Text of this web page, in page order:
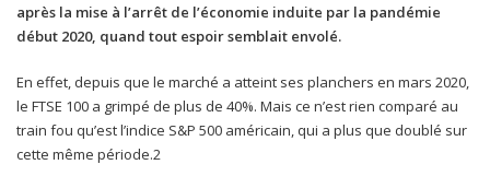
après la mise à l’arrêt de l’économie induite par la pandémie
début 2020, quand tout espoir semblait envolé.
En effet, depuis que le marché a atteint ses planchers en mars 2020,
le FTSE 100 a grimpé de plus de 40%. Mais ce n’est rien comparé au
train fou qu’est l’indice S&P 500 américain, qui a plus que doublé sur
cette même période.2